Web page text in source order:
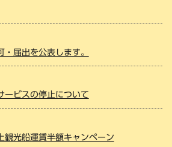
届出を公表します。
ービスの停止について
観光船運賃半額キャンペーン